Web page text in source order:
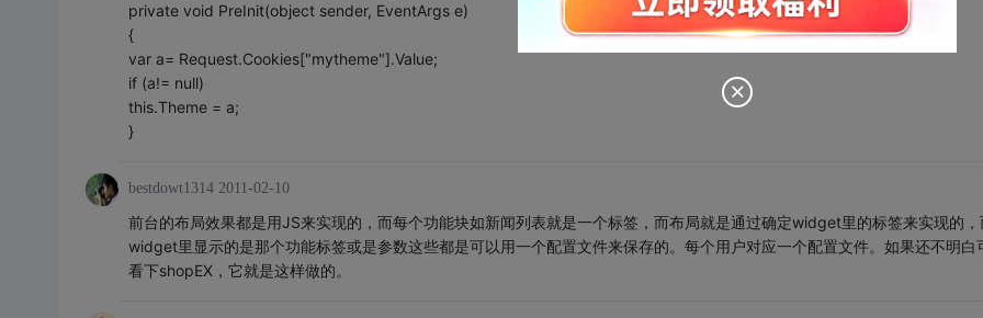
private void PreInit(object sender, EventArgs e)
{
var a= Request.Cookies["mytheme"].Value;
if (a!= null)
this.Theme = a;
}
bestdowt1314 2011-02-10
前台的布局效果都是用JS来实现的，而每个功能块如新闻列表就是一个标签，而布局就是通过确定widget里的标签来实现的，
widget里显示的是那个功能标签或是参数这些都是可以用一个配置文件来保存的。每个用户对应一个配置文件。如果还不明白
看下shopEX，它就是这样做的。